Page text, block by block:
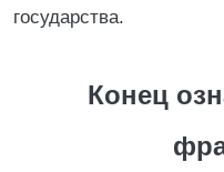
государства.
Конец